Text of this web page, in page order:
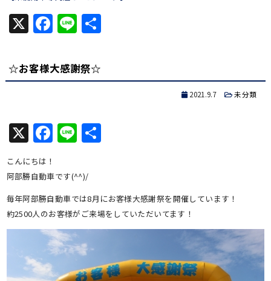
X Facebook
Line共
☆お客様大感謝祭☆
2021.9.7 未分類
X Facebook
Line共
こんにちは！
阿部勝自動車です(^^)/
毎年阿部勝自動車では8月にお客様大感謝祭を開催しています！
約2500人のお客様がご来場をしていただいてます！